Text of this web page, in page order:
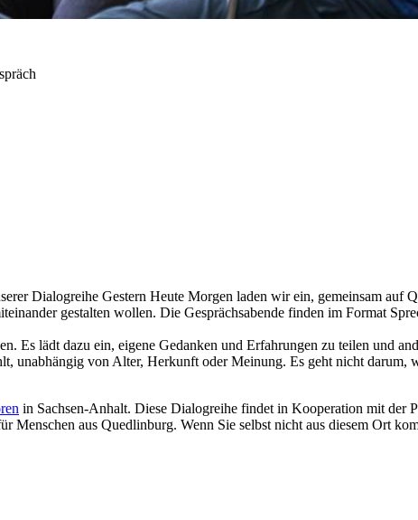
Dialogreihe Gestern Heute Morgen laden wir ein, gemeinsam auf
gestalten wollen. Die Gesprächsabende finden im Format
Es lädt dazu ein, eigene Gedanken und Erfahrungen zu teilen und
unabhängig von Alter, Herkunft oder Meinung. Es geht nicht darum,
in Sachsen-Anhalt. Diese Dialogreihe findet in Kooperation mit der
aus Quedlinburg. Wenn Sie selbst nicht aus diesem Ort